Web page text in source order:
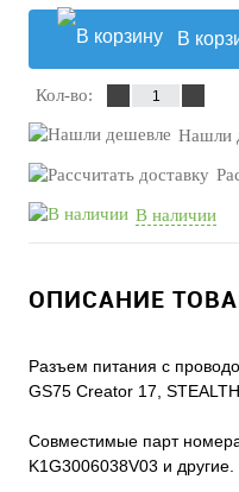
В
Кол-во:
Нашли
В наличии
ОПИСАНИЕ
Разъем питания с
GS75 Creator 17,
Совместимые парт
K1G3006038V03 и другие.